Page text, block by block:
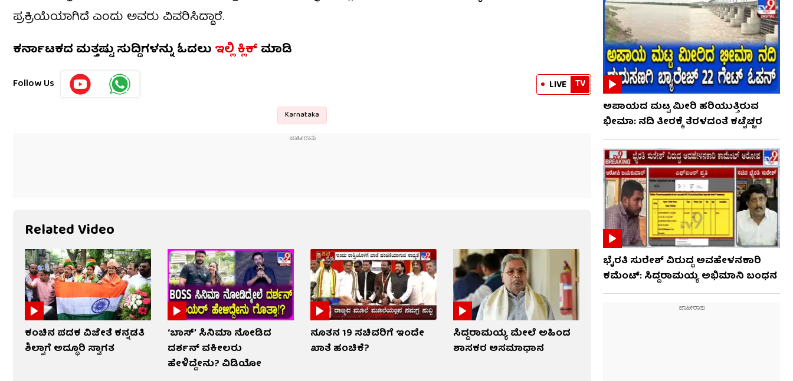
ಪ್ರಕ್ರಿಯೆಯಾಗಿದೆ ಎಂದು ಅವರು ವಿವರಿಸಿದ್ದಾರೆ.
ಕರ್ನಾಟಕದ ಮತ್ತಷ್ಟು ಸುದ್ದಿಗಳನ್ನು ಓದಲು ಇಲ್ಲಿ ಕ್ಲಿಕ್ ಮಾಡಿ
Follow Us LIVE TV
Karnataka
Related Video
ಕಂಚಿನ ಪದಕ ವಿಜೇತೆ ಕನ್ನಡತಿ
ಶಿಲ್ಪಾಗೆ ಅದ್ಧೂರಿ ಸ್ವಾಗತ
‘ಬಾಸ್’ ಸಿನಿಮಾ ನೋಡಿದ
ದರ್ಶನ್ ವಕೀಲರು
ಹೇಳಿದ್ದೇನು? ವಿಡಿಯೋ
ನೂತನ 19 ಸಚಿವರಿಗೆ ಇಂದೇ
ಖಾತೆ ಹಂಚಿಕೆ?
ಸಿದ್ದರಾಮಯ್ಯ ಮೇಲೆ ಅಹಿಂದ
ಶಾಸಕರ ಅಸಮಾಧಾನ
ಅಪಾಯದ ಮಟ್ಟ ಮೀರಿ ಹರಿಯುತ್ತಿರುವ
ಭೀಮಾ: ನದಿ ತೀರಕ್ಕೆ ತೆರಳದಂತೆ ಕಟ್ಟೆಚ್ಚರ
ಭೈರತಿ ಸುರೇಶ್ ವಿರುದ್ಧ ಅವಹೇಳನಕಾರಿ
ಕಮೆಂಟ್: ಸಿದ್ದರಾಮಯ್ಯ ಅಭಿಮಾನಿ ಬಂಧನ